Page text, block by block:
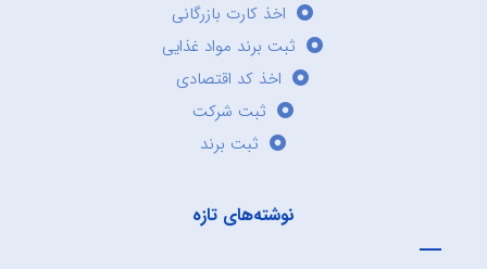
اخذ کارت بازرگانی
ثبت برند مواد غذایی
اخذ کد اقتصادی
ثبت شرکت
ثبت برند
نوشته‌های تازه